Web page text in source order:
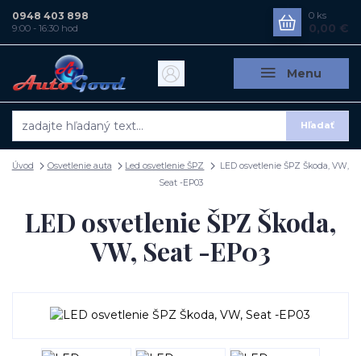
Menu
Hľadať
0948 403 898
9:00 - 16:30 hod
0 ks
0,00 €
Úvod Osvetlenie auta Led osvetlenie ŠPZ
LED osvetlenie ŠPZ Škoda, VW,
Seat -EP03
LED osvetlenie ŠPZ Škoda,
VW, Seat -EP03